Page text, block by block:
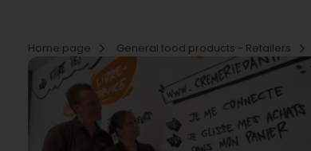
Home page
General food products - Retailers